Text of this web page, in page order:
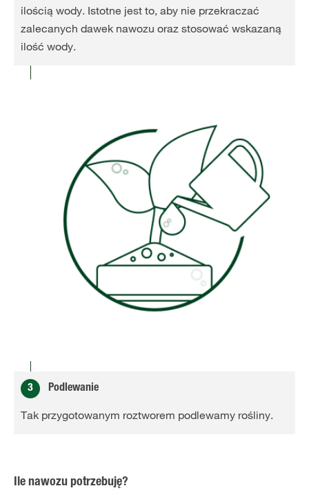
ilością wody. Istotne jest to, aby nie przekraczać
zalecanych dawek nawozu oraz stosować wskazaną
ilość wody.
3 Podlewanie
Tak przygotowanym roztworem podlewamy rośliny.
Ile nawozu potrzebuję?